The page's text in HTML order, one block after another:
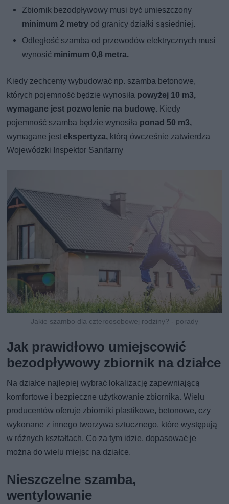
Zbiornik bezodpływowy musi być umieszczony
minimum 2 metry od granicy działki sąsiedniej.
Odległość szamba od przewodów elektrycznych musi
wynosić minimum 0,8 metra.
Kiedy zechcemy wybudować np. szamba betonowe,
których pojemność będzie wynosiła powyżej 10 m3,
wymagane jest pozwolenie na budowę. Kiedy
pojemność szamba będzie wynosiła ponad 50 m3,
wymagane jest ekspertyza, którą ówcześnie zatwierdza
Wojewódzki Inspektor Sanitarny
Jakie szambo dla czteroosobowej rodziny? - porady
Jak prawidłowo umiejscowić
bezodpływowy zbiornik na działce
Na działce najlepiej wybrać lokalizację zapewniającą
komfortowe i bezpieczne użytkowanie zbiornika. Wielu
producentów oferuje zbiorniki plastikowe, betonowe, czy
wykonane z innego tworzywa sztucznego, które występują
w różnych kształtach. Co za tym idzie, dopasować je
można do wielu miejsc na działce.
Nieszczelne szamba,
wentylowanie